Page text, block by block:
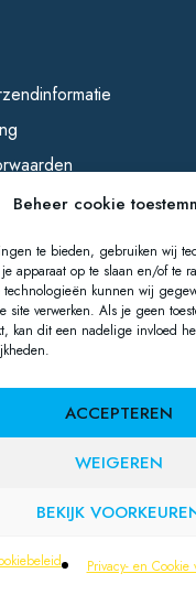
Beheer cookie
te bieden, gebruiken wij
apparaat op te slaan en/of te
technologieën kunnen wij
site verwerken. Als je geen
kan dit een nadelige invloed
ACCEPTEREN
WEIGEREN
BEKIJK
Privacy- en Cookie
Copyright © 2025 De